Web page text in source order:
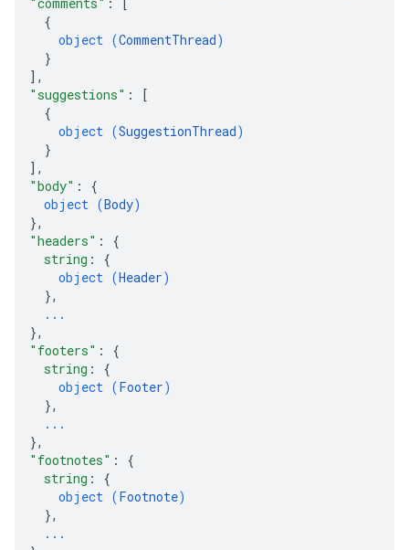
{
object (CommentThread)
}
] ,
"suggestions" :
[
{
object (SuggestionThread)
}
] ,
"body" : {
object (Body)
},
"headers" : {
string : {
object (Header)
},
...
},
"footers" : {
string : {
object (Footer)
},
...
},
"footnotes" : {
string : {
object (Footnote)
},
...